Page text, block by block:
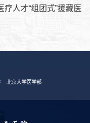
人才“组团式”援藏医
北京大学医学部